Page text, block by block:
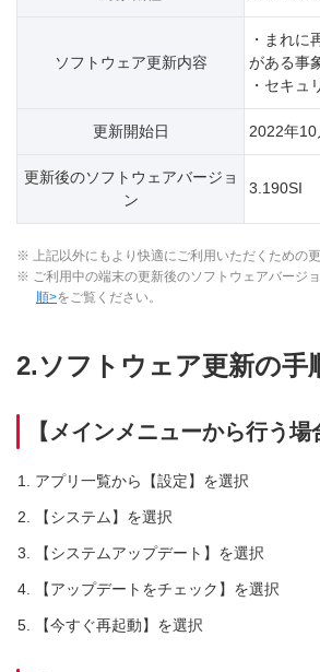
ソフトウェア更新内容
・まれに
がある事
・セキュ
更新開始日 2022年
更新後のソフトウェアバージョ
ン
3.190SI
※ 上記以外にもより快適にご利用いただくための
※ ご利用中の端末の更新後のソフトウェアバージ
順>をご覧ください。
2.ソフトウェア更新の手
【メインメニューから行う場
アプリ一覧から【設定】を選択
【システム】を選択
【システムアップデート】を選択
【アップデートをチェック】を選択
【今すぐ再起動】を選択